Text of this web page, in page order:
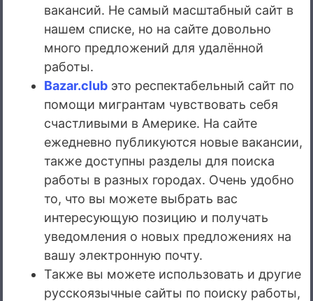
вакансий. Не самый масштабный сайт в
нашем списке, но на сайте довольно
много предложений для удалённой
работы.
Bazar.club это респектабельный сайт по
помощи мигрантам чувствовать себя
счастливыми в Америке. На сайте
ежедневно публикуются новые вакансии,
также доступны разделы для поиска
работы в разных городах. Очень удобно
то, что вы можете выбрать вас
интересующую позицию и получать
уведомления о новых предложениях на
вашу электронную почту.
Также вы можете использовать и другие
русскоязычные сайты по поиску работы,